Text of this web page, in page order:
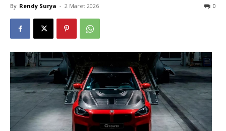
By Rendy Surya - 2 Maret 2026 0